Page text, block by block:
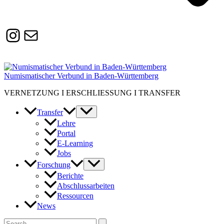
Instagram
Susanne.Boerner@zaw.uni-
heidelberg.de
Numismatischer Verbund in Baden-Württemberg
VERNETZUNG I ERSCHLIESSUNG I TRANSFER
Transfer
Lehre
Portal
E-Learning
Jobs
Forschung
Berichte
Abschlussarbeiten
Ressourcen
News